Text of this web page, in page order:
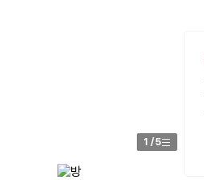
1 /5